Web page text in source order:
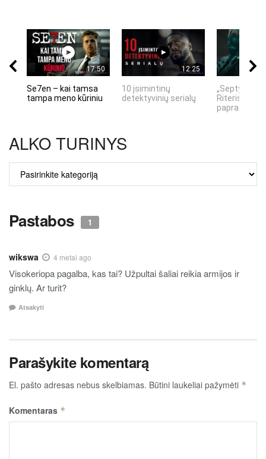
17:50
Se7en – kai tamsa
tampa meno kūriniu
12:25
10 įsimintinų
detektyvinių serialų
„Septynių
Riteris" – kai
ALKO TURINYS
TURINYS
Pastabos 1
wikswa 4 metai ago
Visokeriopa pagalba, kas tai? Užpultai šaliai reikia armijos ir
ginklų. Ar turit?
Atsakyti
Parašykite komentarą
El. pašto adresas nebus skelbiamas. Būtini laukeliai pažymėti *
Komentaras *